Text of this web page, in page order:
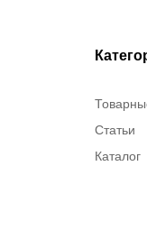
Статьи
Каталог